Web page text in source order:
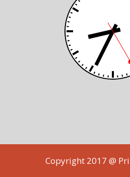
Copyright 2017 @